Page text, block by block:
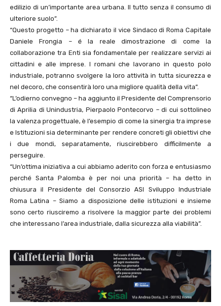
edilizio di un’importante area urbana. Il tutto senza il consumo di
ulteriore suolo”.
“Questo progetto – ha dichiarato il vice Sindaco di Roma Capitale
Daniele Frongia – é la reale dimostrazione di come la
collaborazione tra Enti sia fondamentale per realizzare servizi ai
cittadini e alle imprese. I romani che lavorano in questo polo
industriale, potranno svolgere la loro attività in tutta sicurezza e
nel decoro, che consentirà loro una migliore qualità della vita”.
“L’odierno convegno – ha aggiunto il Presidente del Comprensorio
di Aprilia di Unindustria, Pierpaolo Pontecorvo – di cui sottolineo
la valenza progettuale, è l’esempio di come la sinergia tra imprese
e Istituzioni sia determinante per rendere concreti gli obiettivi che
i due mondi, separatamente, riuscirebbero difficilmente a
perseguire.
“Un’ottima iniziativa a cui abbiamo aderito con forza e entusiasmo
perché Santa Palomba è per noi una priorità – ha detto in
chiusura il Presidente del Consorzio ASI Sviluppo Industriale
Roma Latina – Siamo a disposizione delle istituzioni e insieme
sono certo riusciremo a risolvere la maggior parte dei problemi
che interessano l’area industriale, dalla sicurezza alla viabilità”.